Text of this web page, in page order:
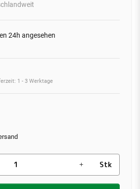
24h angesehen
1 - 3 Werktage
Stk